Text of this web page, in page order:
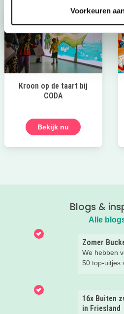
Voorkeuren
Kroon op de taart bij
CODA
Bekijk nu
Blogs &
Alle
Zomer
We hebben
50 top-uitjes
tips in buiten
té leuk om
16x Buiten
in Friesland